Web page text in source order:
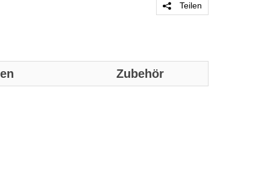
Teilen
Zubehör